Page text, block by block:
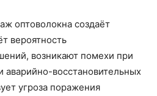
оптоволокна создаёт
вероятность
возникают помехи при
аварийно-восстановительных
угроза поражения